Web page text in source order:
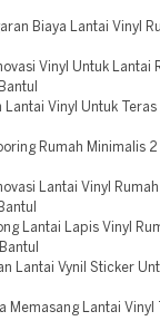
Biaya Lantai Vinyl
Vinyl Untuk Lantai
Vinyl Untuk Teras
Rumah Minimalis
Lantai Vinyl
Lantai Lapis Vinyl
Lantai Vynil Sticker
Memasang Lantai Vinyl